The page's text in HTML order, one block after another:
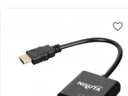
favorite_border
favorite_border